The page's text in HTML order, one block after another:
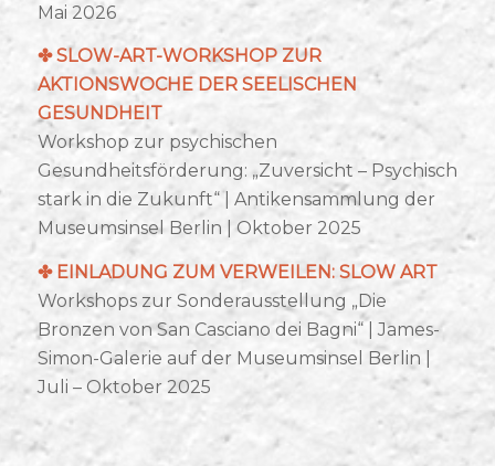
Mai 2026
✤SLOW-ART-WORKSHOP ZUR
AKTIONSWOCHE DER SEELISCHEN
GESUNDHEIT
Workshop zur psychischen
Gesundheitsförderung: „Zuversicht – Psychisch
stark in die Zukunft“ | Antikensammlung der
Museumsinsel Berlin | Oktober 2025
✤ EINLADUNG ZUM VERWEILEN: SLOW ART
Workshops zur Sonderausstellung „Die
Bronzen von San Casciano dei Bagni“ | James-
Simon-Galerie auf der Museumsinsel Berlin |
Juli – Oktober 2025